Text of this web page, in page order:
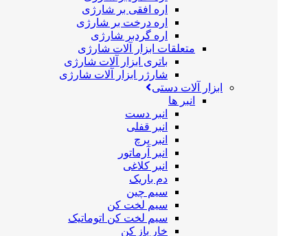
اره افقی بر شارژی
اره درخت بر شارژی
اره گردبر شارژی
متعلقات ابزار آلات شارژی
باتری ابزار آلات شارژی
شارژر ابزار آلات شارژی
ابزار آلات دستی
انبر ها
انبر دست
انبر قفلی
انبر پرچ
انبر آرماتور
انبر کلاغی
دم باریک
سیم چین
سیم لخت کن
سیم لخت کن اتوماتیک
خار باز کن